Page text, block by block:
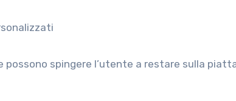
possono spingere l’utente a restare sulla